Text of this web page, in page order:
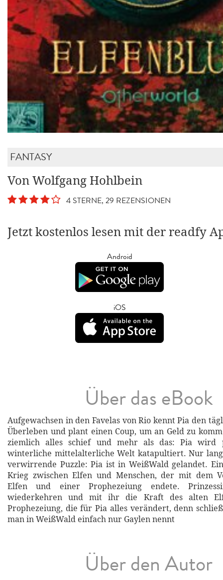
FANTASY
Von Wolfgang Hohlbein
4 STERNE, 29 REZENSIONEN
Jetzt kostenlos lesen mit der readfy
Android
iOS
Über das eBook
Aufgewachsen in den Favelas von Rio kennt Pia den
Überleben und plant einen Coup, um an Geld zu
ziemlich alles schief und mehr als das: Pia wird
winterliche mittelalterliche Welt katapultiert. Nur
verwirrende Puzzle: Pia ist in WeißWald gelandet.
Krieg zwischen Elfen und Menschen, der mit dem
Elfen und einer Prophezeiung endete.
wiederkehren und mit ihr die Kraft des alten
Prophezeiung, die für Pia alles verändert, denn
man in WeißWald einfach nur Gaylen nennt
Über den Autor